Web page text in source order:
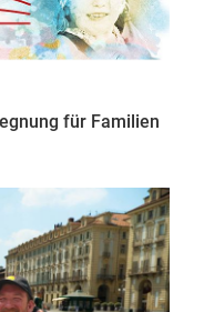
für Familien